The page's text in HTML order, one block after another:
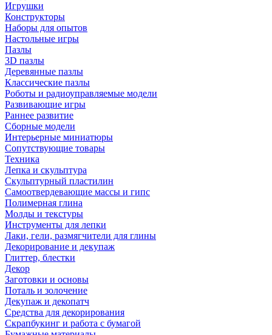
Игрушки
Конструкторы
Наборы для опытов
Настольные игры
Пазлы
3D пазлы
Деревянные пазлы
Классические пазлы
Роботы и радиоуправляемые модели
Развивающие игры
Раннее развитие
Сборные модели
Интерьерные миниатюры
Сопутствующие товары
Техника
Лепка и скульптура
Скульптурный пластилин
Самоотвердевающие массы и гипс
Полимерная глина
Молды и текстуры
Инструменты для лепки
Лаки, гели, размягчители для глины
Декорирование и декупаж
Глиттер, блестки
Декор
Заготовки и основы
Поталь и золочение
Декупаж и декопатч
Средства для декорирования
Скрапбукинг и работа с бумагой